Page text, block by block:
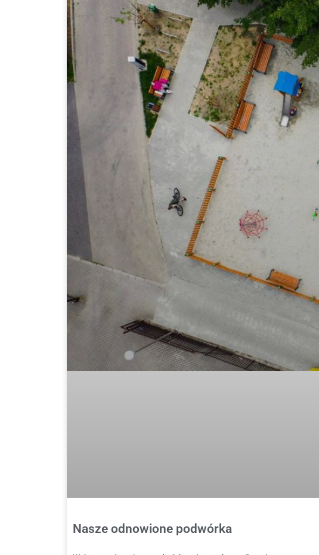
Nasze odnowione podwórka